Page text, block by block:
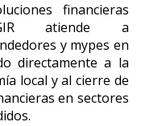
financieras
atiende a
y mypes en
directamente a la
local y al cierre de
en sectores